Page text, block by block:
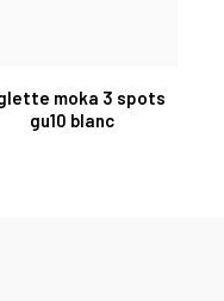
moka 3 spots
gu10 blanc